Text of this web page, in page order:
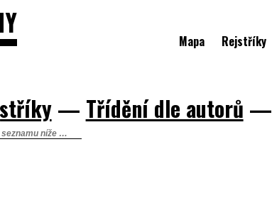
Mapa Rejstříky
— Třídění dle autorů —